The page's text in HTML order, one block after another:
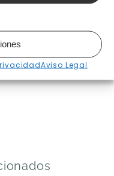
Aviso Legal
y devoluciones